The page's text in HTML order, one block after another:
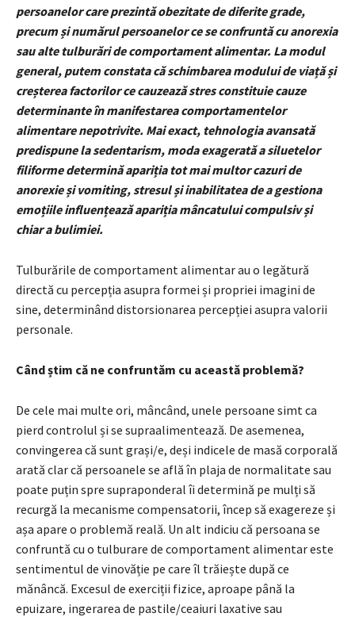
persoanelor care prezintă obezitate de diferite grade,
precum și numărul persoanelor ce se confruntă cu anorexia
sau alte tulburări de comportament alimentar. La modul
general, putem constata că schimbarea modului de viață și
creșterea factorilor ce cauzează stres constituie cauze
determinante în manifestarea comportamentelor
alimentare nepotrivite. Mai exact, tehnologia avansată
predispune la sedentarism, moda exagerată a siluetelor
filiforme determină apariția tot mai multor cazuri de
anorexie și vomiting, stresul și inabilitatea de a gestiona
emoțiile influențează apariția mâncatului compulsiv și
chiar a bulimiei.
Tulburările de comportament alimentar au o legătură
directă cu percepția asupra formei și propriei imagini de
sine, determinând distorsionarea percepției asupra valorii
personale.
Când știm că ne confruntăm cu această problemă?
De cele mai multe ori, mâncând, unele persoane simt ca
pierd controlul și se supraalimentează. De asemenea,
convingerea că sunt grași/e, deși indicele de masă corporală
arată clar că persoanele se află în plaja de normalitate sau
poate puțin spre supraponderal îi determină pe mulți să
recurgă la mecanisme compensatorii, încep să exagereze și
așa apare o problemă reală. Un alt indiciu că persoana se
confruntă cu o tulburare de comportament alimentar este
sentimentul de vinovăție pe care îl trăiește după ce
mănâncă. Excesul de exerciții fizice, aproape până la
epuizare, ingerarea de pastile/ceaiuri laxative sau